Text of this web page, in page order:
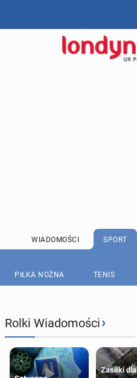
WIADOMOŚCI SPORT
PIŁKA NOŻNA TENIS
Rolki Wiadomości›
Zasiłki